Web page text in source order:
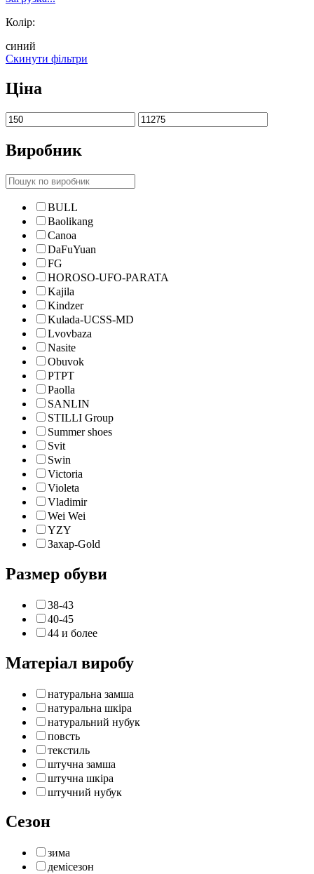
Колір:
синий
Скинути фільтри
Ціна
Виробник
BULL
Baolikang
Canoa
DaFuYuan
FG
HOROSO-UFO-PARATA
Kajila
Kindzer
Kulada-UCSS-MD
Lvovbaza
Nasite
Obuvok
PTPT
Paolla
SANLIN
STILLI Group
Summer shoes
Svit
Swin
Victoria
Violeta
Vladimir
Wei Wei
YZY
Захар-Gold
Размер обуви
38-43
40-45
44 и более
Матеріал виробу
натуральна замша
натуральна шкіра
натуральний нубук
повсть
текстиль
штучна замша
штучна шкіра
штучний нубук
Сезон
зима
демісезон